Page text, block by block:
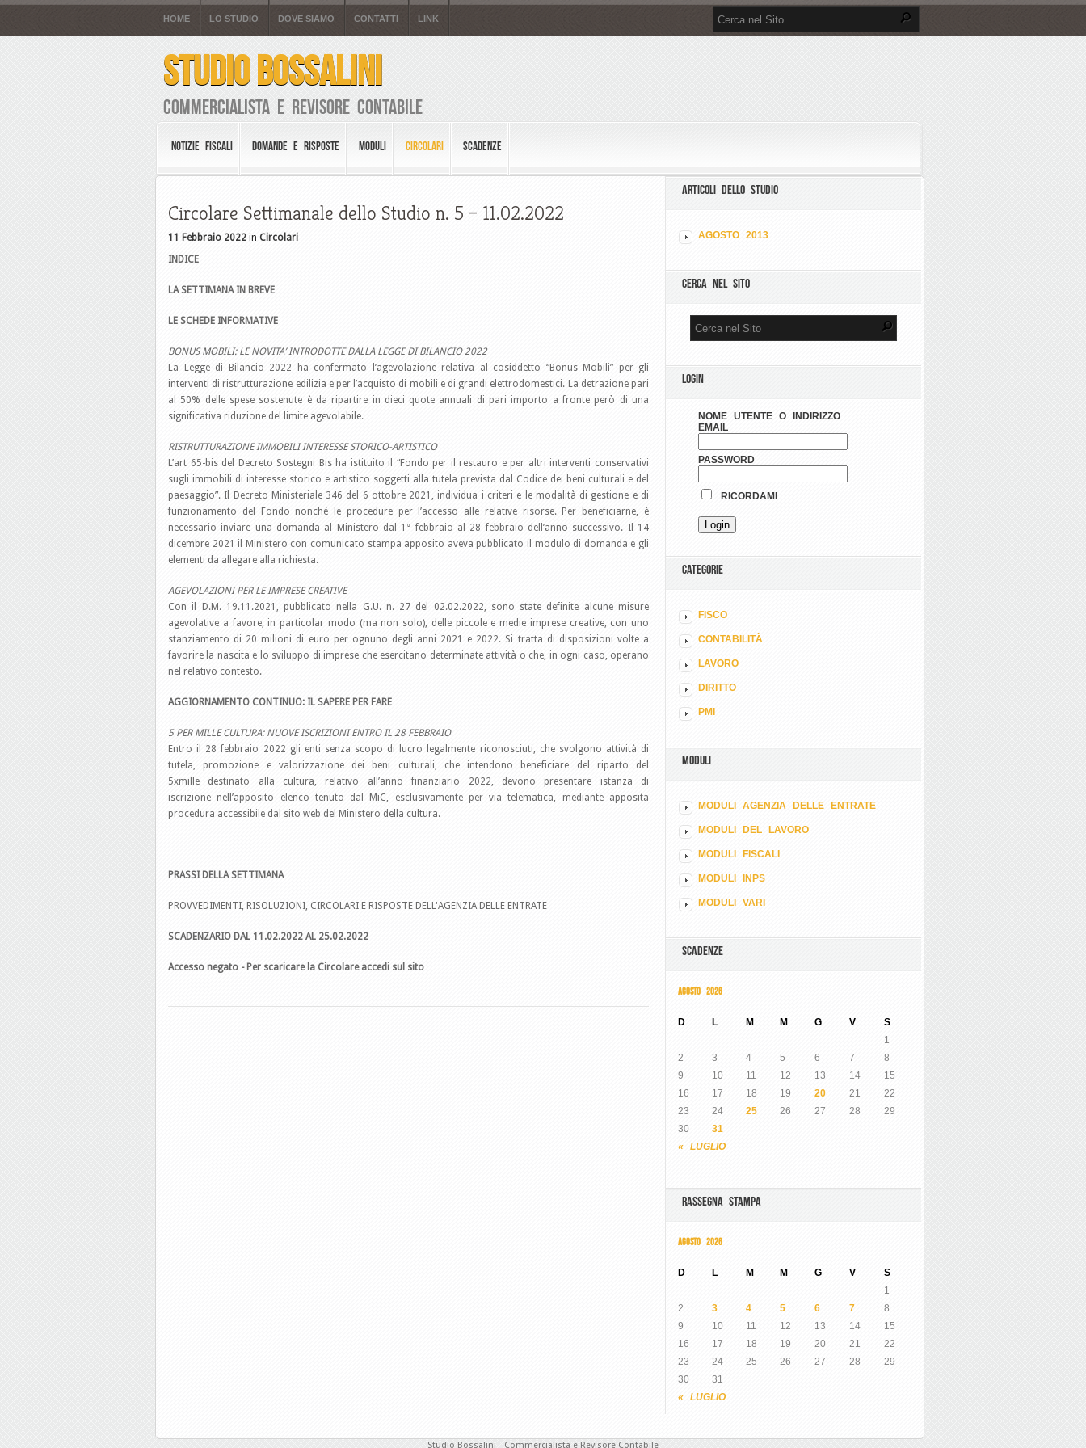
HOME LO STUDIO DOVE SIAMO CONTATTI LINK
STUDIO BOSSALINI
Commercialista e Revisore Contabile
NOTIZIE FISCALI DOMANDE E RISPOSTE MODULI CIRCOLARI SCADENZE
Circolare Settimanale dello Studio n. 5 – 11.02.2022
11 Febbraio 2022 in Circolari
INDICE
LA SETTIMANA IN BREVE
LE SCHEDE INFORMATIVE
BONUS MOBILI: LE NOVITA’ INTRODOTTE DALLA LEGGE DI BILANCIO 2022
La Legge di Bilancio 2022 ha confermato l’agevolazione relativa al cosiddetto “Bonus Mobili” per gli
interventi di ristrutturazione edilizia e per l’acquisto di mobili e di grandi elettrodomestici. La detrazione pari
al 50% delle spese sostenute è da ripartire in dieci quote annuali di pari importo a fronte però di una
significativa riduzione del limite agevolabile.
RISTRUTTURAZIONE IMMOBILI INTERESSE STORICO-ARTISTICO
L’art 65-bis del Decreto Sostegni Bis ha istituito il “Fondo per il restauro e per altri interventi conservativi
sugli immobili di interesse storico e artistico soggetti alla tutela prevista dal Codice dei beni culturali e del
paesaggio”. Il Decreto Ministeriale 346 del 6 ottobre 2021, individua i criteri e le modalità di gestione e di
funzionamento del Fondo nonché le procedure per l’accesso alle relative risorse. Per beneficiarne, è
necessario inviare una domanda al Ministero dal 1° febbraio al 28 febbraio dell’anno successivo. Il 14
dicembre 2021 il Ministero con comunicato stampa apposito aveva pubblicato il modulo di domanda e gli
elementi da allegare alla richiesta.
AGEVOLAZIONI PER LE IMPRESE CREATIVE
Con il D.M. 19.11.2021, pubblicato nella G.U. n. 27 del 02.02.2022, sono state definite alcune misure
agevolative a favore, in particolar modo (ma non solo), delle piccole e medie imprese creative, con uno
stanziamento di 20 milioni di euro per ognuno degli anni 2021 e 2022. Si tratta di disposizioni volte a
favorire la nascita e lo sviluppo di imprese che esercitano determinate attività o che, in ogni caso, operano
nel relativo contesto.
AGGIORNAMENTO CONTINUO: IL SAPERE PER FARE
5 PER MILLE CULTURA: NUOVE ISCRIZIONI ENTRO IL 28 FEBBRAIO
Entro il 28 febbraio 2022 gli enti senza scopo di lucro legalmente riconosciuti, che svolgono attività di
tutela, promozione e valorizzazione dei beni culturali, che intendono beneficiare del riparto del
5xmille destinato alla cultura, relativo all’anno finanziario 2022, devono presentare istanza di
iscrizione nell’apposito elenco tenuto dal MiC, esclusivamente per via telematica, mediante apposita
procedura accessibile dal sito web del Ministero della cultura.
PRASSI DELLA SETTIMANA
PROVVEDIMENTI, RISOLUZIONI, CIRCOLARI E RISPOSTE DELL'AGENZIA DELLE ENTRATE
SCADENZARIO DAL 11.02.2022 AL 25.02.2022
Accesso negato - Per scaricare la Circolare accedi sul sito
ARTICOLI DELLO STUDIO
AGOSTO 2013
CERCA NEL SITO
LOGIN
NOME UTENTE O INDIRIZZO
EMAIL
PASSWORD
RICORDAMI
CATEGORIE
FISCO
CONTABILITÀ
LAVORO
DIRITTO
PMI
MODULI
MODULI AGENZIA DELLE ENTRATE
MODULI DEL LAVORO
MODULI FISCALI
MODULI INPS
MODULI VARI
SCADENZE
AGOSTO 2026
D L M M G V S
« LUGLIO
1
2
3 4 5 6 7
8
9
10 11 12 13 14
15
16
17 18 19 20 21
22
23
24 25 26 27 28
29
30
31
RASSEGNA STAMPA
AGOSTO 2026
D L M M G V S
« LUGLIO
1
2
3 4 5 6 7
8
9
10 11 12 13 14
15
16
17 18 19 20 21
22
23
24 25 26 27 28
29
30
31
Studio Bossalini - Commercialista e Revisore Contabile